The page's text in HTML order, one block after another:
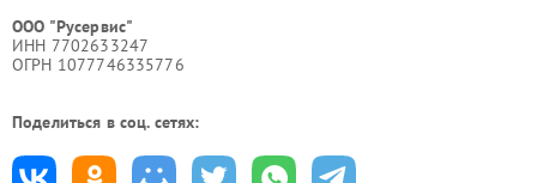
ООО "Русервис"
ИНН 7702633247
ОГРН 1077746335776
Поделиться в соц. сетях: